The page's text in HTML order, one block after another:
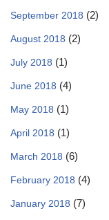
September 2018 (2)
August 2018 (2)
July 2018 (1)
June 2018 (4)
May 2018 (1)
April 2018 (1)
March 2018 (6)
February 2018 (4)
January 2018 (7)